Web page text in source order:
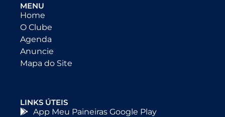
MENU
Home
O Clube
Agenda
Anuncie
Mapa do Site
LINKS ÚTEIS
App Meu Paineiras Google Play